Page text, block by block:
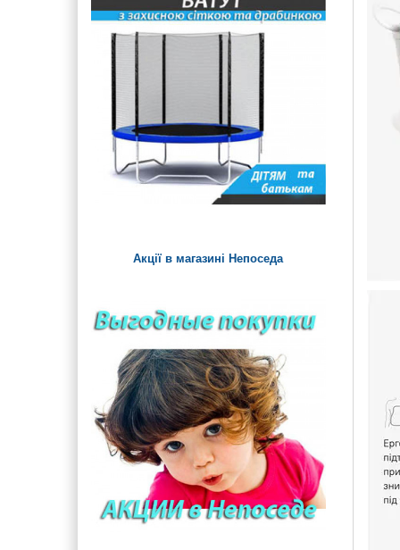
М'які пуфи і крісла
Обладнання для пісочної
анімації і терапії
Сенсорна печера та тонель
Доріжка масажна і
дидактичні панно
Дитячі м'які фігурки,
гойдалки
Гойдалка Балансир для
дітей
Гойдалки-качалки на
пружині
Гірки дитячі вуличні
металеві
Дитячі пісочниці на
майданчик
майданчик для малюків
Дитячі ігрові стенди та
дошки на майданчик
Урни, арки і огорожі
Дитячі лави і столики
вуличні
Паровозики та Машинки на
Акції в магазині Непоседа